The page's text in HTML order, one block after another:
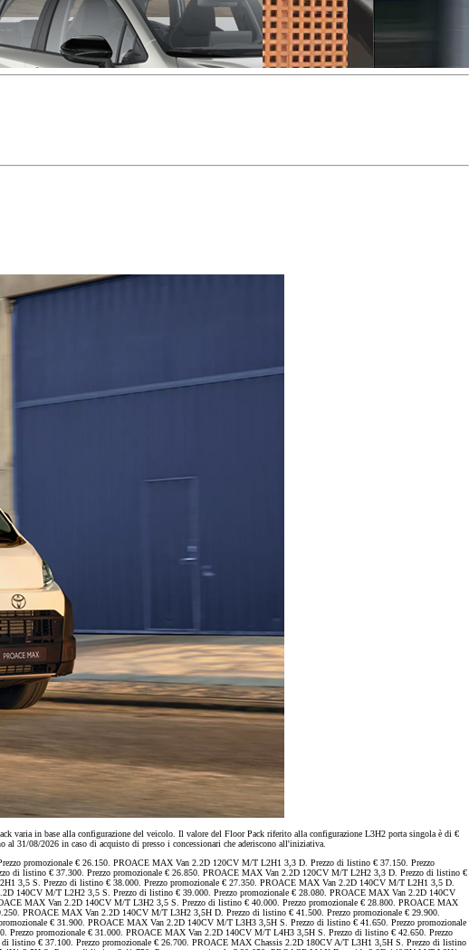
Toyota Easy Next da € 239 al mese
HYBRID
Gamma Toyota Professional
Scopri i nostri veicoli commerciali.
varia in base alla configurazione del veicolo. Il valore del Floor Pack riferito alla configurazione L3H2 porta singola è di €
31/08/2026 in caso di acquisto di presso i concessionari che aderiscono all'iniziativa.
promozionale € 26.150. PROACE MAX Van 2.2D 120CV M/T L2H1 3,3 D. Prezzo di listino € 37.150. Prezzo
di listino € 37.300. Prezzo promozionale € 26.850. PROACE MAX Van 2.2D 120CV M/T L2H2 3,3 D. Prezzo di listino €
3,5 S. Prezzo di listino € 38.000. Prezzo promozionale € 27.350. PROACE MAX Van 2.2D 140CV M/T L2H1 3,5 D.
140CV M/T L2H2 3,5 S. Prezzo di listino € 39.000. Prezzo promozionale € 28.080. PROACE MAX Van 2.2D 140CV
MAX Van 2.2D 140CV M/T L3H2 3,5 S. Prezzo di listino € 40.000. Prezzo promozionale € 28.800. PROACE MAX
PROACE MAX Van 2.2D 140CV M/T L3H2 3,5H D. Prezzo di listino € 41.500. Prezzo promozionale € 29.900.
€ 31.900. PROACE MAX Van 2.2D 140CV M/T L3H3 3,5H S. Prezzo di listino € 41.650. Prezzo promozionale
promozionale € 31.000. PROACE MAX Van 2.2D 140CV M/T L4H3 3,5H S. Prezzo di listino € 42.650. Prezzo
€ 37.100. Prezzo promozionale € 26.700. PROACE MAX Chassis 2.2D 180CV A/T L3H1 3,5H S. Prezzo di listino